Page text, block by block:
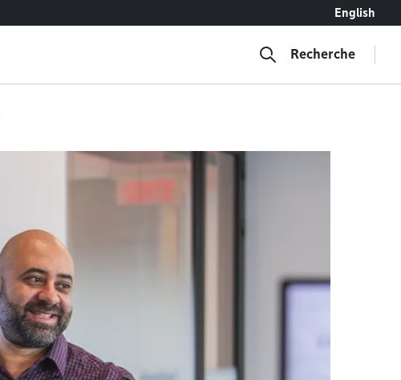
English
Recherche